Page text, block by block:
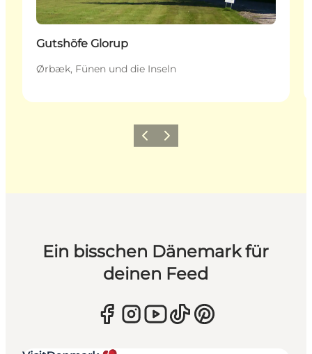
Gutshöfe Glorup
Ørbæk, Fünen und die Inseln
ZurückWeiter
Ein bisschen Dänemark für
deinen Feed